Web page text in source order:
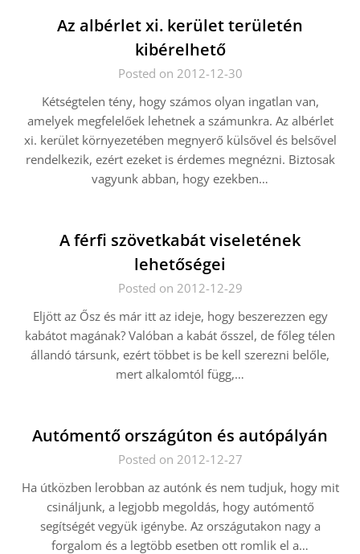
Az albérlet xi. kerület területén
kibérelhető
Posted on 2012-12-30
Kétségtelen tény, hogy számos olyan ingatlan van,
amelyek megfelelőek lehetnek a számunkra. Az albérlet
xi. kerület környezetében megnyerő külsővel és belsővel
rendelkezik, ezért ezeket is érdemes megnézni. Biztosak
vagyunk abban, hogy ezekben…
A férfi szövetkabát viseletének
lehetőségei
Posted on 2012-12-29
Eljött az Ősz és már itt az ideje, hogy beszerezzen egy
kabátot magának? Valóban a kabát ősszel, de főleg télen
állandó társunk, ezért többet is be kell szerezni belőle,
mert alkalomtól függ,…
Autómentő országúton és autópályán
Posted on 2012-12-27
Ha útközben lerobban az autónk és nem tudjuk, hogy mit
csináljunk, a legjobb megoldás, hogy autómentő
segítségét vegyük igénybe. Az országutakon nagy a
forgalom és a legtöbb esetben ott romlik el a…